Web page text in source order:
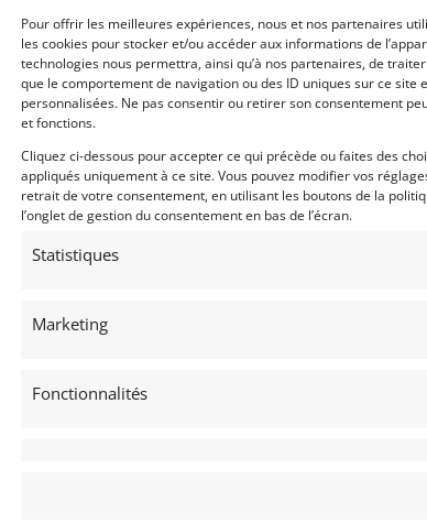
Pour offrir les meilleures expériences, nous et nos partenaires
les cookies pour stocker et/ou accéder aux informations de
technologies nous permettra, ainsi qu’à nos partenaires, de
que le comportement de navigation ou des ID uniques sur ce site
personnalisées. Ne pas consentir ou retirer son consentement
et fonctions.
Cliquez ci-dessous pour accepter ce qui précède ou faites des
appliqués uniquement à ce site. Vous pouvez modifier vos
retrait de votre consentement, en utilisant les boutons de la
l’onglet de gestion du consentement en bas de l’écran.
Statistiques
Marketing
Fonctionnalités
PSD
9
PORSCHE 997 GT3 RSR 2007 (2007)
SCHOTEN (BELGIQUE)
6 juin 2026
1 274 vues
Vends PORSCHE 997 GT3 RSR 2007.
Vendue neuve par l'Usine et
interresante.
HONDA
CLARET